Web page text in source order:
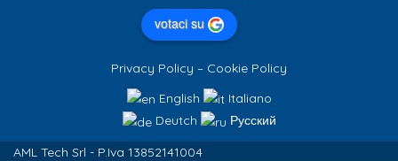
votaci su
Privacy Policy – Cookie Policy
English
Italiano
Deutch
Русский
AML Tech Srl - P.Iva 13852141004